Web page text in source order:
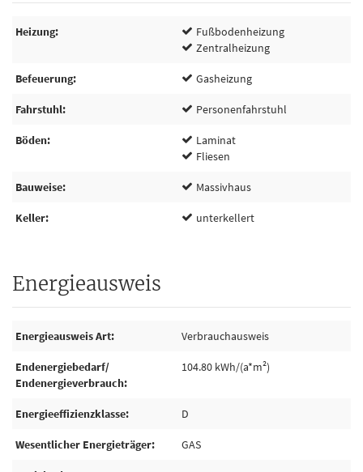
Heizung
Fußbodenheizung
Zentralheizung
Befeuerung Gasheizung
Fahrstuhl Personenfahrstuhl
Böden
Laminat
Fliesen
Bauweise Massivhaus
Keller unterkellert
Energieausweis
Energieausweis Art Verbrauchausweis
Endenergiebedarf/
Endenergieverbrauch
104.80 kWh/(a*m²)
Energieeffizienzklasse D
Wesentlicher Energieträger GAS